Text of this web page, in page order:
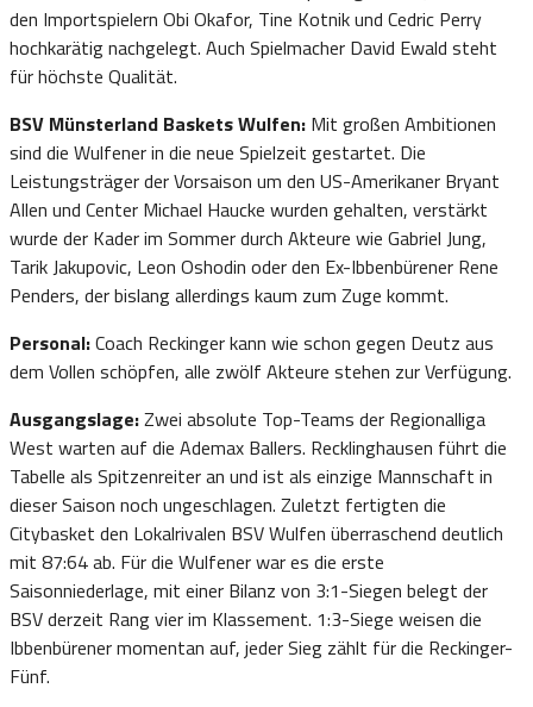
den Importspielern Obi Okafor, Tine Kotnik und Cedric Perry
hochkarätig nachgelegt. Auch Spielmacher David Ewald steht
für höchste Qualität.
BSV Münsterland Baskets Wulfen: Mit großen Ambitionen
sind die Wulfener in die neue Spielzeit gestartet. Die
Leistungsträger der Vorsaison um den US-Amerikaner Bryant
Allen und Center Michael Haucke wurden gehalten, verstärkt
wurde der Kader im Sommer durch Akteure wie Gabriel Jung,
Tarik Jakupovic, Leon Oshodin oder den Ex-Ibbenbürener Rene
Penders, der bislang allerdings kaum zum Zuge kommt.
Personal:Coach Reckinger kann wie schon gegen Deutz aus
dem Vollen schöpfen, alle zwölf Akteure stehen zur Verfügung.
Ausgangslage:Zwei absolute Top-Teams der Regionalliga
West warten auf die Ademax Ballers. Recklinghausen führt die
Tabelle als Spitzenreiter an und ist als einzige Mannschaft in
dieser Saison noch ungeschlagen. Zuletzt fertigten die
Citybasket den Lokalrivalen BSV Wulfen überraschend deutlich
mit 87:64 ab. Für die Wulfener war es die erste
Saisonniederlage, mit einer Bilanz von 3:1-Siegen belegt der
BSV derzeit Rang vier im Klassement. 1:3-Siege weisen die
Ibbenbürener momentan auf, jeder Sieg zählt für die Reckinger-
Fünf.